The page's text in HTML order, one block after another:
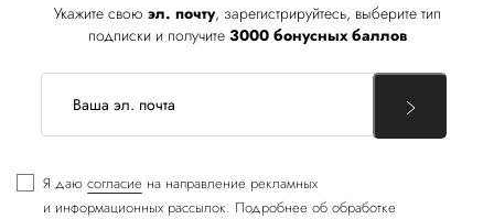
Укажите свою эл. почту, зарегистрируйтесь, выберите тип
подписки и получите 3000 бонусных баллов
Я даю согласие на направление рекламных
и информационных рассылок. Подробнее об обработке